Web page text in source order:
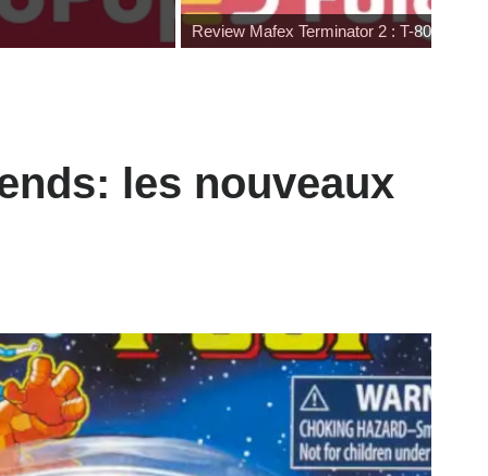
Review Mafex Terminator 2 : T-800 &
les nouveaux